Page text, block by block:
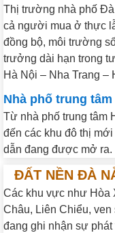
Thị trường nhà phố
cả người mua ở thực
đồng bộ, môi trường
trưởng dài hạn trong
Hà Nội – Nha Trang –
Nhà phố trung
Từ nhà phố trung tâm
đến các khu đô thị
dẫn đang được mở ra.
ĐẤT NỀN ĐÀ
Các khu vực như Hòa
Châu, Liên Chiểu,
đang ghi nhận sự phát